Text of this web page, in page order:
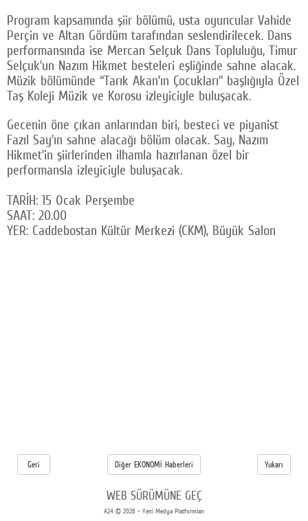
Program kapsamında şiir bölümü, usta oyuncular Vahide
Perçin ve Altan Gördüm tarafından seslendirilecek. Dans
performansında ise Mercan Selçuk Dans Topluluğu, Timur
Selçuk’un Nazım Hikmet besteleri eşliğinde sahne alacak.
Müzik bölümünde “Tarık Akan’ın Çocukları” başlığıyla Özel
Taş Koleji Müzik ve Korosu izleyiciyle buluşacak.
Gecenin öne çıkan anlarından biri, besteci ve piyanist
Fazıl Say’ın sahne alacağı bölüm olacak. Say, Nazım
Hikmet’in şiirlerinden ilhamla hazırlanan özel bir
performansla izleyiciyle buluşacak.
TARİH: 15 Ocak Perşembe
SAAT: 20.00
YER: Caddebostan Kültür Merkezi (CKM), Büyük Salon
Geri Diğer EKONOMİ Haberleri Yukarı
WEB SÜRÜMÜNE GEÇ
A24 © 2026 - Yeni Medya Platformları